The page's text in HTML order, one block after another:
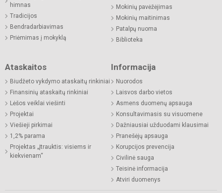
himnas
Tradicijos
Bendradarbiavimas
Priėmimas į mokyklą
Mokinių pavėžėjimas
Mokinių maitinimas
Patalpų nuoma
Biblioteka
Ataskaitos
Biudžeto vykdymo ataskaitų rinkiniai
Finansinių ataskaitų rinkiniai
Lėšos veiklai viešinti
Projektai
Viešieji pirkimai
1,2% parama
Projektas „Įtrauktis: visiems ir
kiekvienam“
Informacija
Nuorodos
Laisvos darbo vietos
Asmens duomenų apsauga
Konsultavimasis su visuomene
Dažniausiai užduodami klausimai
Pranešėjų apsauga
Korupcijos prevencija
Civilinė sauga
Teisinė informacija
Atviri duomenys